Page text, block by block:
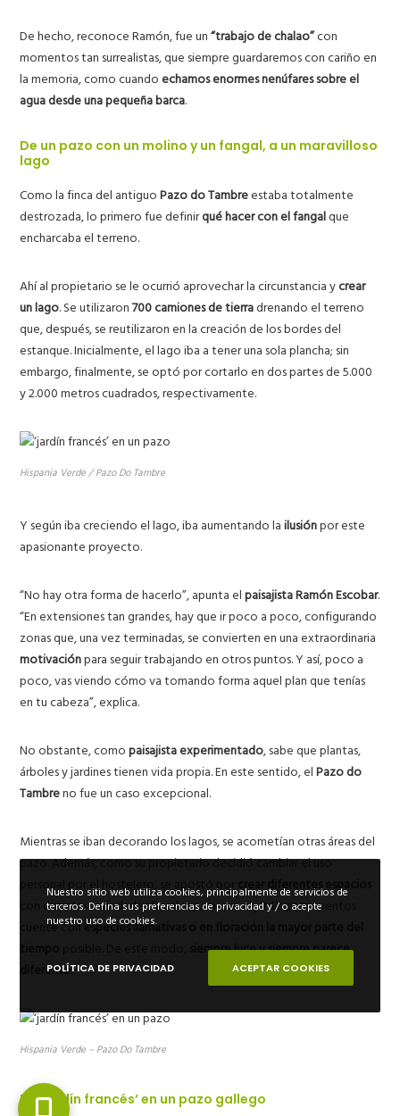
De hecho, reconoce Ramón, fue un“trabajo de chalao”con
momentos tan surrealistas, que siempre guardaremos con cariño en
la memoria, como cuandoechamos enormes nenúfares sobre el
agua desde una pequeña barca.
De un pazo con un molino y un fangal, a un maravilloso
lago
Como la finca del antiguoPazo do Tambreestaba totalmente
destrozada, lo primero fue definirqué hacer con el fangalque
encharcaba el terreno.
Ahí al propietario se le ocurrió aprovechar la circunstancia ycrear
un lago. Se utilizaron700 camiones de tierradrenando el terreno
que, después, se reutilizaron en la creación de los bordes del
estanque. Inicialmente, el lago iba a tener una sola plancha; sin
embargo, finalmente, se optó por cortarlo en dos partes de 5.000
y 2.000 metros cuadrados, respectivamente.
Hispania Verde / Pazo Do Tambre
Y según iba creciendo el lago, iba aumentando lailusiónpor este
apasionante proyecto.
“No hay otra forma de hacerlo”, apunta elpaisajista Ramón Escobar.
“En extensiones tan grandes, hay que ir poco a poco, configurando
zonas que, una vez terminadas, se convierten en una extraordinaria
motivaciónpara seguir trabajando en otros puntos. Y así, poco a
poco, vas viendo cómo va tomando forma aquel plan que tenías
en tu cabeza”, explica.
No obstante, comopaisajista experimentado, sabe que plantas,
árboles y jardines tienen vida propia. En este sentido, elPazo do
Tambreno fue un caso excepcional.
Mientras se iban decorando los lagos, se acometían otras áreas del
pazo. Además, como su propietario decidió cambiar el uso
personal por el hostelero, se apostó por
crear diferentes espacios
con distintas variedades florales para que el jardín para eventos
cuente con especies llamativas o en floración la mayor parte del
siempre luce y siempre parece
diferente.
Hispania Verde – Pazo Do Tambre
Un ‘jardín francés’ en un pazo gallego
Nuestro sitio web utiliza cookies, principalmente de servicios de
terceros. Defina sus preferencias de privacidad y / o acepte
nuestro uso de cookies.
POLÍTICA DE PRIVACIDAD ACEPTAR COOKIES